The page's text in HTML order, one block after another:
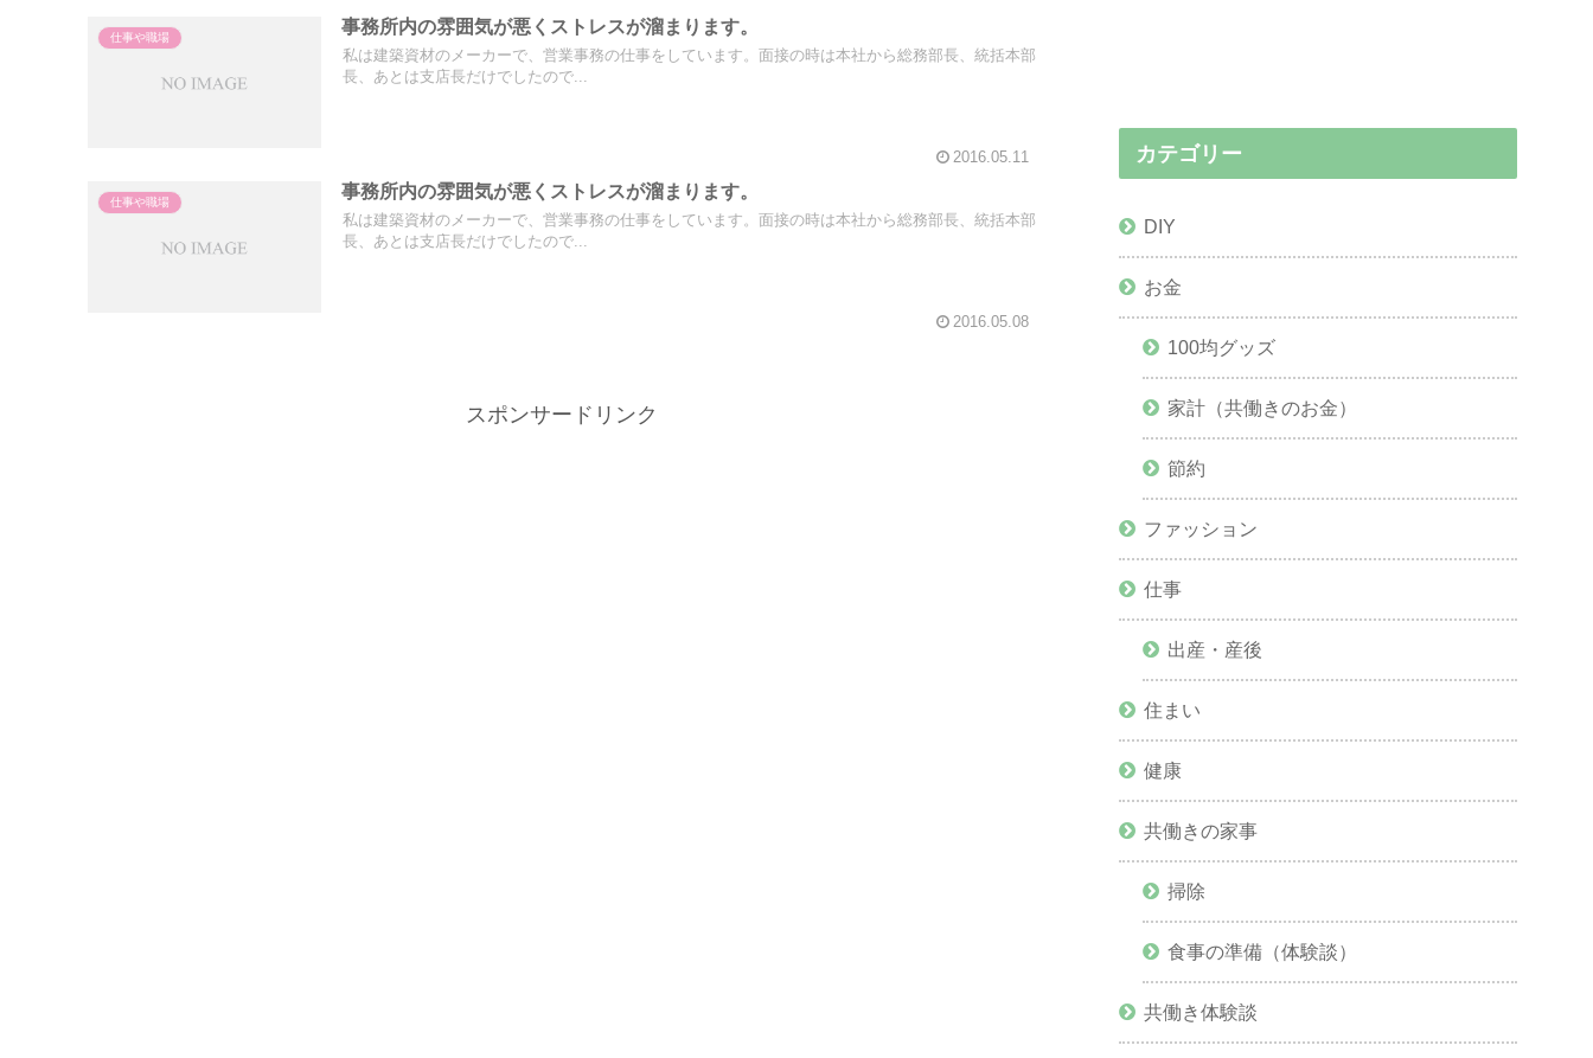
仕事や職場
事務所内の雰囲気が悪くストレスが溜まります。
私は建築資材のメーカーで、営業事務の仕事をしています。面接の時は本社から総務部長、統括本部
長、あとは支店長だけでしたので...
2016.05.11
仕事や職場
事務所内の雰囲気が悪くストレスが溜まります。
私は建築資材のメーカーで、営業事務の仕事をしています。面接の時は本社から総務部長、統括本部
長、あとは支店長だけでしたので...
2016.05.08
スポンサードリンク
カテゴリー
DIY
お金
100均グッズ
家計（共働きのお金）
節約
ファッション
仕事
出産・産後
住まい
健康
共働きの家事
掃除
食事の準備（体験談）
共働き体験談